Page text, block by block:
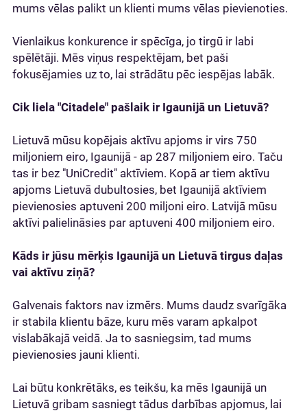
mums vēlas palikt un klienti mums vēlas pievienoties.
Vienlaikus konkurence ir spēcīga, jo tirgū ir labi
spēlētāji. Mēs viņus respektējam, bet paši
fokusējamies uz to, lai strādātu pēc iespējas labāk.
Cik liela "Citadele" pašlaik ir Igaunijā un Lietuvā?
Lietuvā mūsu kopējais aktīvu apjoms ir virs 750
miljoniem eiro, Igaunijā - ap 287 miljoniem eiro. Taču
tas ir bez "UniCredit" aktīviem. Kopā ar tiem aktīvu
apjoms Lietuvā dubultosies, bet Igaunijā aktīviem
pievienosies aptuveni 200 miljoni eiro. Latvijā mūsu
aktīvi palielināsies par aptuveni 400 miljoniem eiro.
Kāds ir jūsu mērķis Igaunijā un Lietuvā tirgus daļas
vai aktīvu ziņā?
Galvenais faktors nav izmērs. Mums daudz svarīgāka
ir stabila klientu bāze, kuru mēs varam apkalpot
vislabākajā veidā. Ja to sasniegsim, tad mums
pievienosies jauni klienti.
Lai būtu konkrētāks, es teikšu, ka mēs Igaunijā un
Lietuvā gribam sasniegt tādus darbības apjomus, lai